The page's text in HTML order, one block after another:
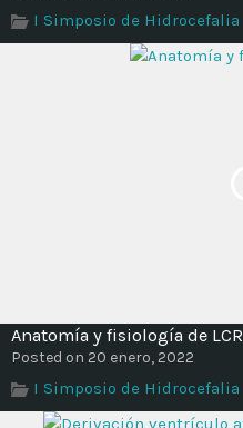
I Simposio de Hidrocefalia
Anatomía y fisiología de LCR
Posted on 20 enero, 2022
I Simposio de Hidrocefalia